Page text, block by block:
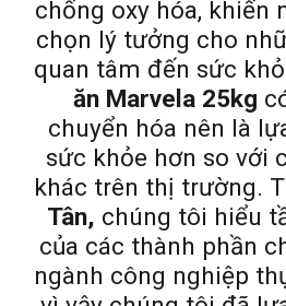
chống oxy hóa, khiến
chọn lý tưởng cho
quan tâm đến sức
ăn Marvela 25kg
chuyển hóa nên là
sức khỏe hơn so với
khác trên thị trường.
Tân, chúng tôi hiểu
của các thành phần
ngành công nghiệp